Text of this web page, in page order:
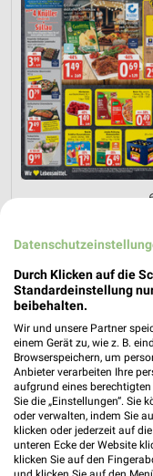
Gültig bis Sa. 08.08.
EDEKA
Durch Klicken auf die
Standardeinstellung
beibehalten.
Wir und unsere Partner
einem Gerät zu, wie z. B.
Browserspeichern, um
Anbieter verarbeiten Ihre
aufgrund eines
Sie die „Einstellungen“. Sie
oder verwalten, indem Sie
klicken oder jederzeit auf
unteren Ecke der Website
klicken Sie auf den